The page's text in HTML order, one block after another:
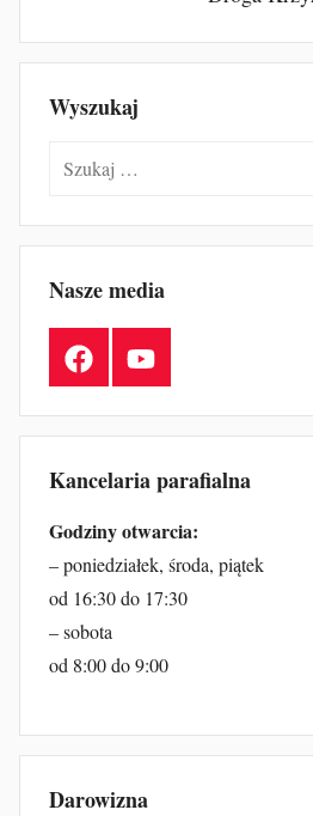
Wyszukaj
Szukaj:
Nasze media
FacebookYouTube
Kancelaria parafialna
Godziny otwarcia:
– poniedziałek, środa, piątek
od 16:30 do 17:30
– sobota
od 8:00 do 9:00
Darowizna